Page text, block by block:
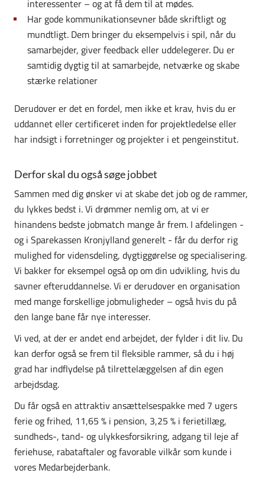
interessenter – og at få dem til at mødes.
Har gode kommunikationsevner både skriftligt og
mundtligt. Dem bringer du eksempelvis i spil, når du
samarbejder, giver feedback eller uddelegerer. Du er
samtidig dygtig til at samarbejde, netværke og skabe
stærke relationer
Derudover er det en fordel, men ikke et krav, hvis du er
uddannet eller certificeret inden for projektledelse eller
har indsigt i forretninger og projekter i et pengeinstitut.
Derfor skal du også søge jobbet
Sammen med dig ønsker vi at skabe det job og de rammer,
du lykkes bedst i. Vi drømmer nemlig om, at vi er
hinandens bedste jobmatch mange år frem. I afdelingen -
og i Sparekassen Kronjylland generelt - får du derfor rig
mulighed for vidensdeling, dygtiggørelse og specialisering.
Vi bakker for eksempel også op om din udvikling, hvis du
savner efteruddannelse. Vi er derudover en organisation
med mange forskellige jobmuligheder – også hvis du på
den lange bane får nye interesser.
Vi ved, at der er andet end arbejdet, der fylder i dit liv. Du
kan derfor også se frem til fleksible rammer, så du i høj
grad har indflydelse på tilrettelæggelsen af din egen
arbejdsdag.
Du får også en attraktiv ansættelsespakke med 7 ugers
ferie og frihed, 11,65 % i pension, 3,25 % i ferietillæg,
sundheds-, tand- og ulykkesforsikring, adgang til leje af
feriehuse, rabataftaler og favorable vilkår som kunde i
vores Medarbejderbank.